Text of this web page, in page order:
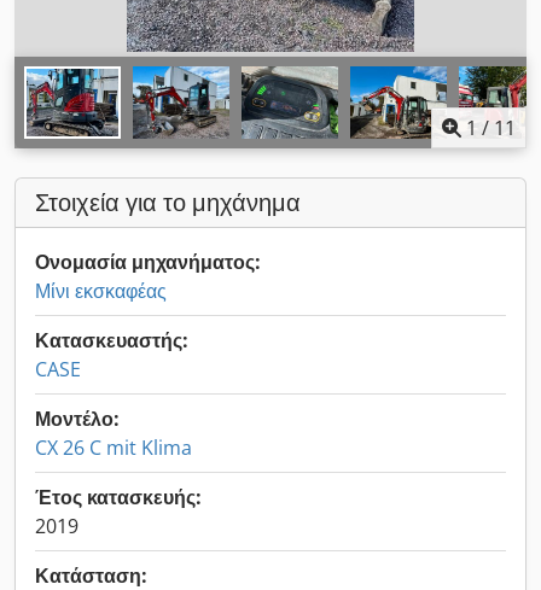
1 / 11
Στοιχεία για το μηχάνημα
Ονομασία μηχανήματος:
Μίνι εκσκαφέας
Κατασκευαστής:
CASE
Μοντέλο:
CX 26 C mit Klima
Έτος κατασκευής:
2019
Κατάσταση: